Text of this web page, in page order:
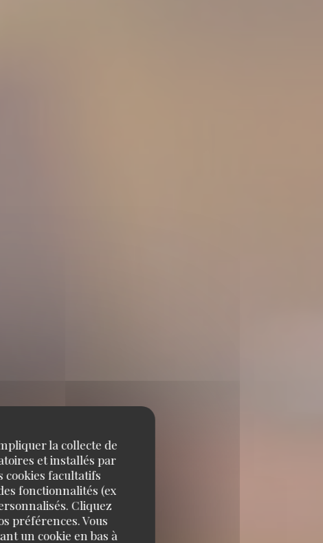
la collecte de
et installés par
cookies facultatifs
fonctionnalités (ex
Cliquez
préférences. Vous
un cookie en bas à